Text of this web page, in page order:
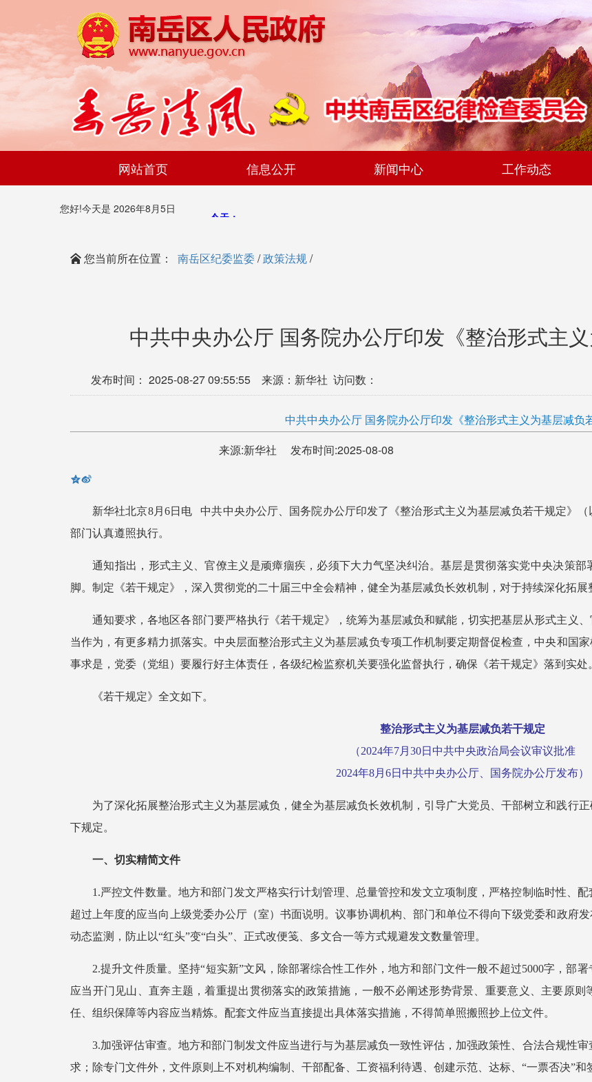
网站首页 信息公开 新闻中心 工作动态
您好!今天是 2026年8月5日
您当前所在位置： 南岳区纪委监委/政策法规/
中共中央办公厅 国务院办公厅印发《整治形式主义
发布时间： 2025-08-27 09:55:55 来源：新华社 访问数：
中共中央办公厅 国务院办公厅印发《整治形式主义为基层减负
来源:新华社 发布时间:2025-08-08
新华社北京8月6日电 中共中央办公厅、国务院办公厅印发了《整治形式主义为基层减负若干规定》
部门认真遵照执行。
通知指出，形式主义、官僚主义是顽瘴痼疾，必须下大力气坚决纠治。基层是贯彻落实党中央决策
脚。制定《若干规定》，深入贯彻党的二十届三中全会精神，健全为基层减负长效机制，对于持续深化拓展
通知要求，各地区各部门要严格执行《若干规定》，统筹为基层减负和赋能，切实把基层从形式主义
当作为，有更多精力抓落实。中央层面整治形式主义为基层减负专项工作机制要定期督促检查，中央和国
事求是，党委（党组）要履行好主体责任，各级纪检监察机关要强化监督执行，确保《若干规定》落到实处
《若干规定》全文如下。
整治形式主义为基层减负若干规定
（2024年7月30日中共中央政治局会议审议批准
2024年8月6日中共中央办公厅、国务院办公厅发布）
为了深化拓展整治形式主义为基层减负，健全为基层减负长效机制，引导广大党员、干部树立和践行
下规定。
一、切实精简文件
1.严控文件数量。地方和部门发文严格实行计划管理、总量管控和发文立项制度，严格控制临时性、
超过上年度的应当向上级党委办公厅（室）书面说明。议事协调机构、部门和单位不得向下级党委和政府
动态监测，防止以“红头”变“白头”、正式改便笺、多文合一等方式规避发文数量管理。
2.提升文件质量。坚持“短实新”文风，除部署综合性工作外，地方和部门文件一般不超过5000字，部
应当开门见山、直奔主题，着重提出贯彻落实的政策措施，一般不必阐述形势背景、重要意义、主要原
任、组织保障等内容应当精炼。配套文件应当直接提出具体落实措施，不得简单照搬照抄上位文件。
3.加强评估审查。地方和部门制发文件应当进行与为基层减负一致性评估，加强政策性、合法合规性
求；除专门文件外，文件原则上不对机构编制、干部配备、工资福利待遇、创建示范、达标、“一票否决”和